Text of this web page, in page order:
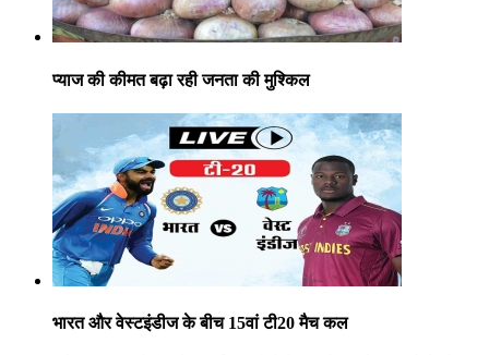
प्याज की कीमत बढ़ा रही जनता की मुश्किल
भारत और वेस्टइंडीज के बीच 15वां टी20 मैच कल